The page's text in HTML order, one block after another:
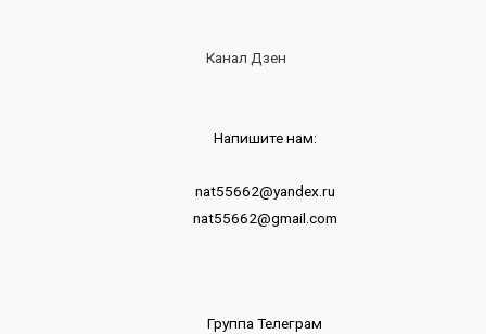
Канал Дзен
Напишите нам:
nat55662@yandex.ru
nat55662@gmail.com
Группа Телеграм